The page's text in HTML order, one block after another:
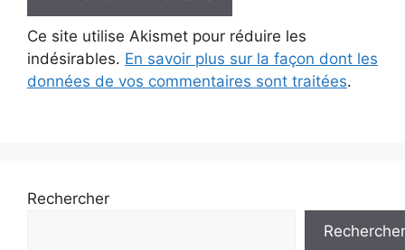
Ce site utilise Akismet pour réduire les
indésirables. En savoir plus sur la façon dont les
données de vos commentaires sont traitées.
Rechercher
Rechercher